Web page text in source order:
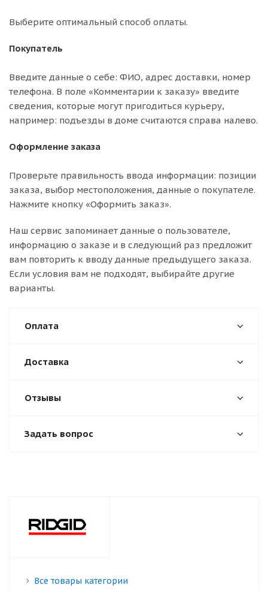
Выберите оптимальный способ оплаты.
Покупатель
Введите данные о себе: ФИО, адрес доставки, номер
телефона. В поле «Комментарии к заказу» введите
сведения, которые могут пригодиться курьеру,
например: подъезды в доме считаются справа налево.
Оформление заказа
Проверьте правильность ввода информации: позиции
заказа, выбор местоположения, данные о покупателе.
Нажмите кнопку «Оформить заказ».
Наш сервис запоминает данные о пользователе,
информацию о заказе и в следующий раз предложит
вам повторить к вводу данные предыдущего заказа.
Если условия вам не подходят, выбирайте другие
варианты.
Оплата
Доставка
Отзывы
Задать вопрос
Все товары категории